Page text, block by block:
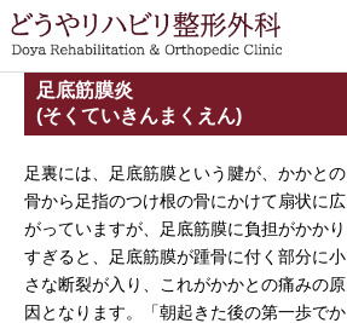
足底筋膜炎
(そくていきんまくえん)
足裏には、足底筋膜という腱が、かかとの
骨から足指のつけ根の骨にかけて扇状に広
がっていますが、足底筋膜に負担がかかり
すぎると、足底筋膜が踵骨に付く部分に小
さな断裂が入り、これがかかとの痛みの原
因となります。「朝起きた後の第一歩でか